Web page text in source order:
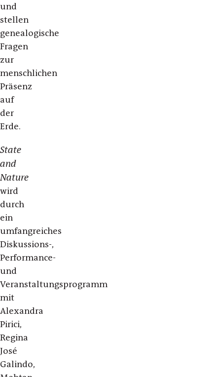
und
stellen
genealogische
Fragen
zur
menschlichen
Präsenz
auf
der
Erde.
State
and
Nature
wird
durch
ein
umfangreiches
Diskussions-,
Performance-
und
Veranstaltungsprogramm
mit
Alexandra
Pirici,
Regina
José
Galindo,